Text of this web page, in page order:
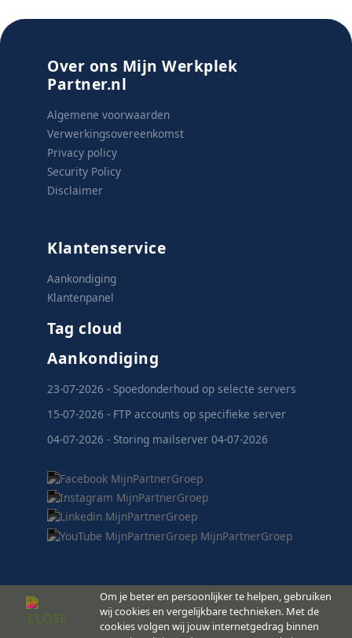
Over ons Mijn Werkplek
Partner.nl
Algemene voorwaarden
Verwerkingsovereenkomst
Privacy policy
Security Policy
Disclaimer
Klantenservice
Aankondiging
Klantenpanel
Tag cloud
Aankondiging
23-07-2026 - Spoedonderhoud op selecte servers
15-07-2026 - FTP accounts op specifieke server
04-07-2026 - Storing mailserver 04-07-2026
MijnPartnerGroep.nl
Om je beter en persoonlijker te helpen, gebruiken
wij cookies en vergelijkbare technieken. Met de
cookies volgen wij jouw internetgedrag binnen